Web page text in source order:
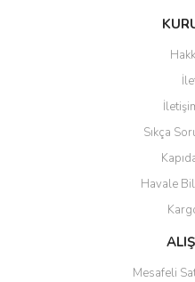
Bu ürüne ilk
Ürün resmi kalitesiz, bozuk
Ürün açıklamasında eksik
Ürün bilgilerinde hatalar
Ürün fiyatı diğer sitelerden
Bu ürüne benzer farklı
Sıkça
Havale
Mesafeli